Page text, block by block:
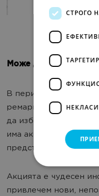
Може да не знаеш
В периода преАкция
ремаркетинга.
да изберем обхват.
има акция. Ако са
предстои акция -
Акцията е чудесен
привлечем нови,
СТРОГО